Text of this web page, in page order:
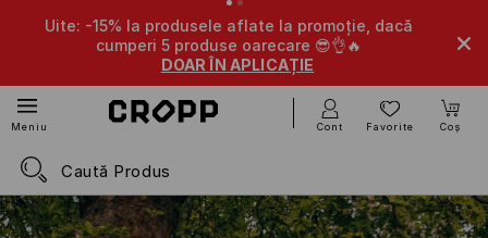
-10% la produsele aflate la promoție, la
a oricare 4 produse 🤩
promoție, dacă
Meniu Cont Favorite Coș